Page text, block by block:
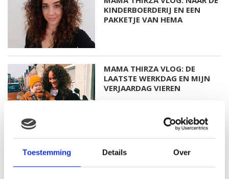
Toestemming Details Over
KINDERBOERDERIJ EN EEN
PAKKETJE VAN HEMA
MAMA THIRZA VLOG: DE
LAATSTE WERKDAG EN MIJN
VERJAARDAG VIEREN
MAMA THIRZA VLOG: HET IS